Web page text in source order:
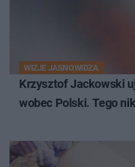
WIZJE JASNOWIDZA
Krzysztof Jackowski
wobec Polski. Tego